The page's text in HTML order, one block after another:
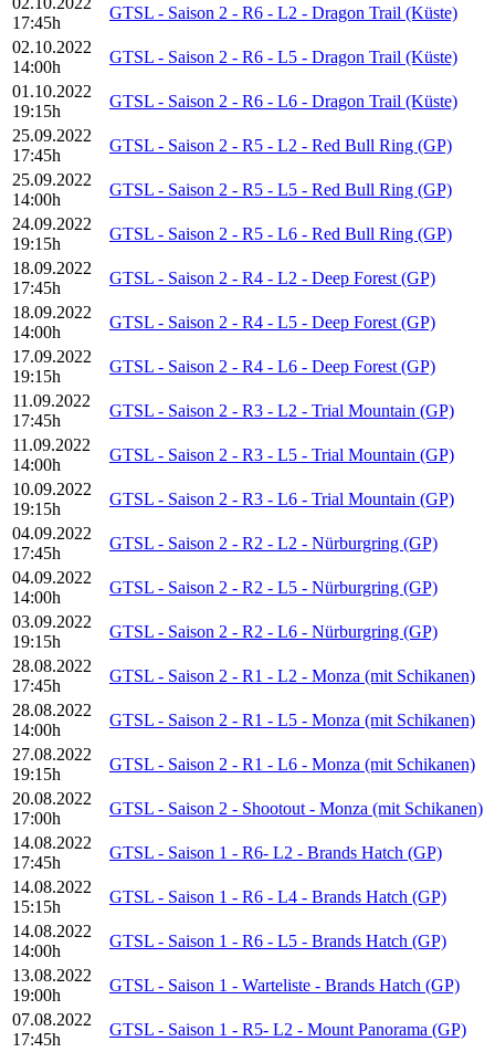
17:45h
GTSL - Saison 2 - R6 - L2 - Dragon Trail (Küste)
02.10.2022
14:00h
GTSL - Saison 2 - R6 - L5 - Dragon Trail (Küste)
01.10.2022
19:15h
GTSL - Saison 2 - R6 - L6 - Dragon Trail (Küste)
25.09.2022
17:45h
GTSL - Saison 2 - R5 - L2 - Red Bull Ring (GP)
25.09.2022
14:00h
GTSL - Saison 2 - R5 - L5 - Red Bull Ring (GP)
24.09.2022
19:15h
GTSL - Saison 2 - R5 - L6 - Red Bull Ring (GP)
18.09.2022
17:45h
GTSL - Saison 2 - R4 - L2 - Deep Forest (GP)
18.09.2022
14:00h
GTSL - Saison 2 - R4 - L5 - Deep Forest (GP)
17.09.2022
19:15h
GTSL - Saison 2 - R4 - L6 - Deep Forest (GP)
11.09.2022
17:45h
GTSL - Saison 2 - R3 - L2 - Trial Mountain (GP)
11.09.2022
14:00h
GTSL - Saison 2 - R3 - L5 - Trial Mountain (GP)
10.09.2022
19:15h
GTSL - Saison 2 - R3 - L6 - Trial Mountain (GP)
04.09.2022
17:45h
GTSL - Saison 2 - R2 - L2 - Nürburgring (GP)
04.09.2022
14:00h
GTSL - Saison 2 - R2 - L5 - Nürburgring (GP)
03.09.2022
19:15h
GTSL - Saison 2 - R2 - L6 - Nürburgring (GP)
28.08.2022
17:45h
GTSL - Saison 2 - R1 - L2 - Monza (mit Schikanen)
28.08.2022
14:00h
GTSL - Saison 2 - R1 - L5 - Monza (mit Schikanen)
27.08.2022
19:15h
GTSL - Saison 2 - R1 - L6 - Monza (mit Schikanen)
20.08.2022
17:00h
GTSL - Saison 2 - Shootout - Monza (mit Schikanen)
14.08.2022
17:45h
GTSL - Saison 1 - R6- L2 - Brands Hatch (GP)
14.08.2022
15:15h
GTSL - Saison 1 - R6 - L4 - Brands Hatch (GP)
14.08.2022
14:00h
GTSL - Saison 1 - R6 - L5 - Brands Hatch (GP)
13.08.2022
19:00h
GTSL - Saison 1 - Warteliste - Brands Hatch (GP)
07.08.2022
17:45h
GTSL - Saison 1 - R5- L2 - Mount Panorama (GP)